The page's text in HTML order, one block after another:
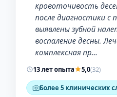
кровоточивость
после диагностики
выявлены зубной
воспаление десны.
комплексная пр…
13 лет опыта 5,0(32)
Более 5 клинических